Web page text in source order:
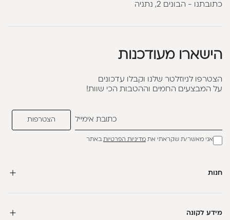
כתובתנו - הבונים 2, נתניה
הישארו מעודכנות
הצטרפו לניוזלטר שלנו וקבלו עדכונים
על המבצעים החמים וההטבות הכי שוות!
אני מאשר/ת שקראתי את מדיניות הפרטיותבאתר
חנות
מידע לקונה